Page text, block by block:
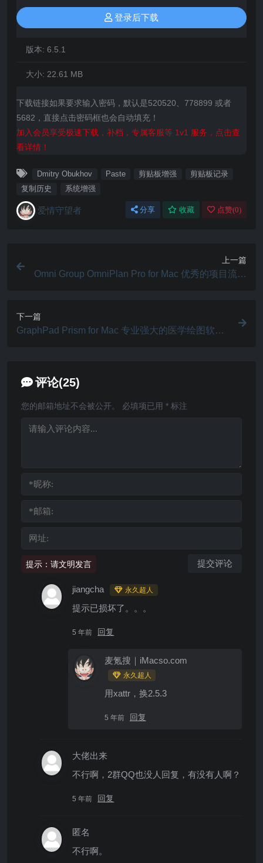
登录后下载
版本: 6.5.1
大小: 22.61 MB
下载链接如果要求输入密码，默认是520520、778899 或者
5682，直接点击密码框也会自动填充！
加入会员享受极速下载，补档，专属客服等 1v1 服务，点击查
看详情！
Dmitry Obukhov Paste 剪贴板增强
剪贴板记录
复制历史
系统增强
爱情守望者 分享 收藏 点赞(0)
上一篇
Omni Group OmniPlan Pro for Mac 优秀的项目流程
下一篇
GraphPad Prism for Mac 专业强大的医学绘图软件
评论(25)
提示：请文明发言
您的邮箱地址不会被公开。 必填项已用 * 标注
jiangcha 永久超人
提示已损坏了。。。
5 年前 回复
麦氪搜｜iMacso.com
永久超人
用xattr，换2.5.3
5 年前 回复
大佬出来
不行啊，2群QQ也没人回复，有没有人啊？
5 年前 回复
匿名
不行啊。